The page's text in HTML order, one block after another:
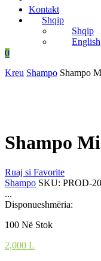
Kontakt
Shqip
Shqip
English
0
Kreu Shampo Shampo
Shampo
Ruaj si Favorite
Shampo SKU: PROD-
...
Disponueshmëria:
100 Në Stok
2,000 L